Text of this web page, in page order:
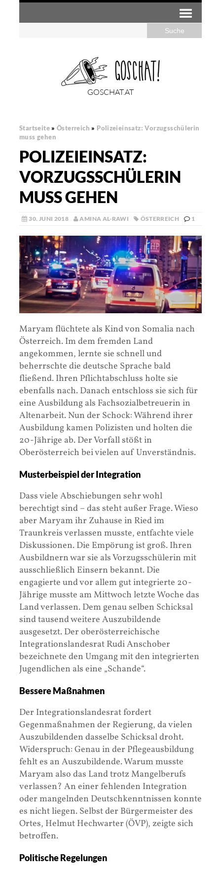
GOSCHAT.AT
Startseite » Österreich » Polizeieinsatz: Vorzugsschülerin
muss gehen
POLIZEIEINSATZ:
VORZUGSSCHÜLERIN
MUSS GEHEN
30. JUNI 2018 AMINA AL-RAWI ÖSTERREICH 1
Maryam flüchtete als Kind von Somalia nach
Österreich. Im dem fremden Land
angekommen, lernte sie schnell und
beherrschte die deutsche Sprache bald
fließend. Ihren Pflichtabschluss holte sie
ebenfalls nach. Danach entschloss sie sich für
eine Ausbildung als Fachsozialbetreuerin in
Altenarbeit. Nun der Schock: Während ihrer
Ausbildung kamen Polizisten und holten die
20-Jährige ab. Der Vorfall stößt in
Oberösterreich bei vielen auf Unverständnis.
Musterbeispiel der Integration
Dass viele Abschiebungen sehr wohl
berechtigt sind – das steht außer Frage. Wieso
aber Maryam ihr Zuhause in Ried im
Traunkreis verlassen musste, entfachte viele
Diskussionen. Die Empörung ist groß. Ihren
Ausbildnern war sie als Vorzugsschülerin mit
ausschließlich Einsern bekannt. Die
engagierte und vor allem gut integrierte 20-
Jährige musste am Mittwoch letzte Woche das
Land verlassen. Dem genau selben Schicksal
sind tausend weitere Auszubildende
ausgesetzt. Der oberösterreichische
Integrationslandesrat Rudi Anschober
bezeichnete den Umgang mit den integrierten
Jugendlichen als eine „Schande“.
Bessere Maßnahmen
Der Integrationslandesrat fordert
Gegenmaßnahmen der Regierung, da vielen
Auszubildenden dasselbe Schicksal droht.
Widerspruch: Genau in der Pflegeausbildung
fehlt es an Auszubildende. Warum musste
Maryam also das Land trotz Mangelberufs
verlassen? An einer fehlenden Integration
oder mangelnden Deutschkenntnissen konnte
es nicht liegen. Selbst der Bürgermeister des
Ortes, Helmut Hechwarter (ÖVP), zeigte sich
betroffen.
Politische Regelungen